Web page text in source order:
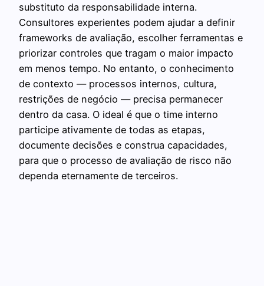
substituto da responsabilidade interna.
Consultores experientes podem ajudar a definir
frameworks de avaliação, escolher ferramentas e
priorizar controles que tragam o maior impacto
em menos tempo. No entanto, o conhecimento
de contexto — processos internos, cultura,
restrições de negócio — precisa permanecer
dentro da casa. O ideal é que o time interno
participe ativamente de todas as etapas,
documente decisões e construa capacidades,
para que o processo de avaliação de risco não
dependa eternamente de terceiros.